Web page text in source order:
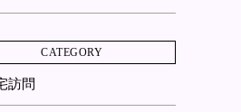
CATEGORY
訪問